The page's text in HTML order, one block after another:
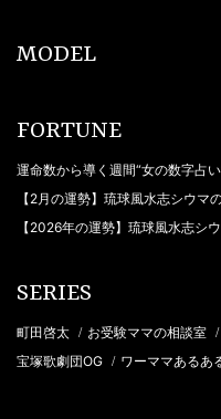
MODEL
FORTUNE
運命数から導く週間“女の数字占い
【2月の運勢】琉球風水志シウマ
【2026年の運勢】琉球風水志シ
SERIES
町田啓太 / お受験ママの相談室 /
宝塚歌劇団OG / ワーママあるあ